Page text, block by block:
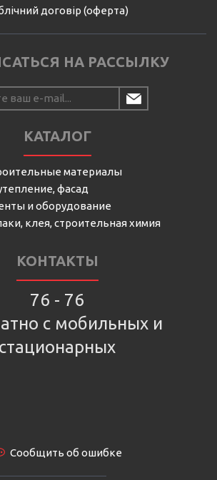
договір (оферта)
НА РАССЫЛКУ
КАТАЛОГ
материалы
фасад
и оборудование
клея, строительная химия
КОНТАКТЫ
76 - 76
с мобильных и
стационарных
Сообщить об ошибке